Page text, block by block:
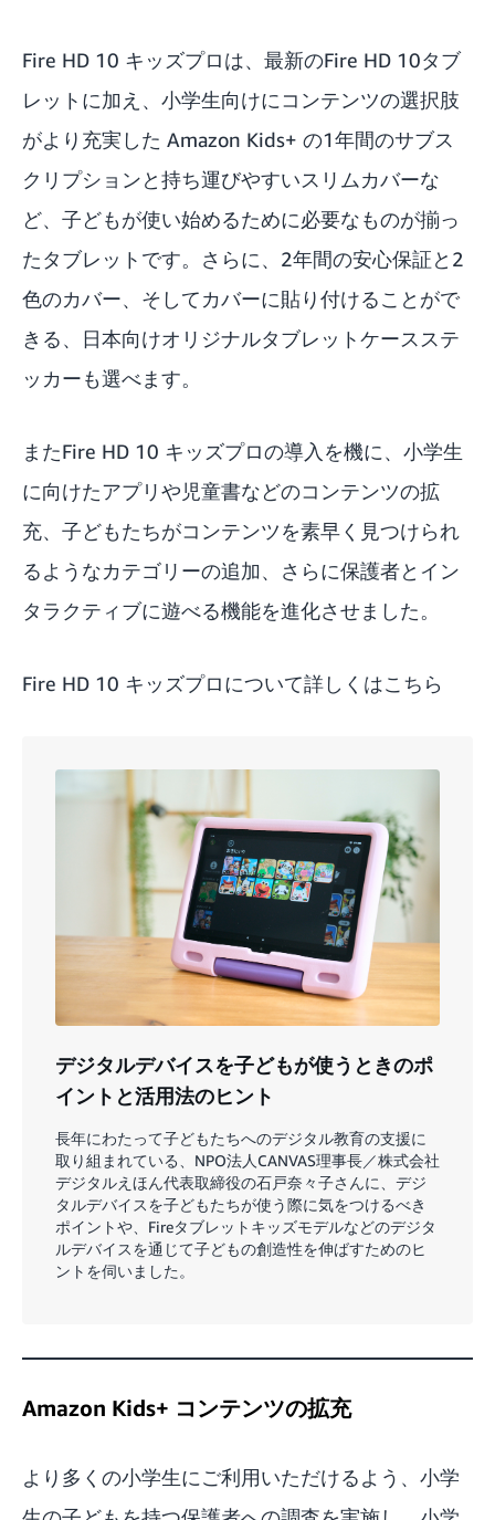
Fire HD 10 キッズプロは、最新のFire HD 10タブ
レットに加え、小学生向けにコンテンツの選択肢
がより充実した Amazon Kids+ の1年間のサブス
クリプションと持ち運びやすいスリムカバーな
ど、子どもが使い始めるために必要なものが揃っ
たタブレットです。さらに、2年間の安心保証と2
色のカバー、そしてカバーに貼り付けることがで
きる、日本向けオリジナルタブレットケースステ
ッカーも選べます。
またFire HD 10 キッズプロの導入を機に、小学生
に向けたアプリや児童書などのコンテンツの拡
充、子どもたちがコンテンツを素早く見つけられ
るようなカテゴリーの追加、さらに保護者とイン
タラクティブに遊べる機能を進化させました。
Fire HD 10 キッズプロについて詳しくはこちら
デジタルデバイスを子どもが使うときのポ
イントと活用法のヒント
長年にわたって子どもたちへのデジタル教育の支援に
取り組まれている、NPO法人CANVAS理事長／株式会社
デジタルえほん代表取締役の石戸奈々子さんに、デジ
タルデバイスを子どもたちが使う際に気をつけるべき
ポイントや、Fireタブレットキッズモデルなどのデジタ
ルデバイスを通じて子どもの創造性を伸ばすためのヒ
ントを伺いました。
Amazon Kids+ コンテンツの拡充
より多くの小学生にご利用いただけるよう、小学